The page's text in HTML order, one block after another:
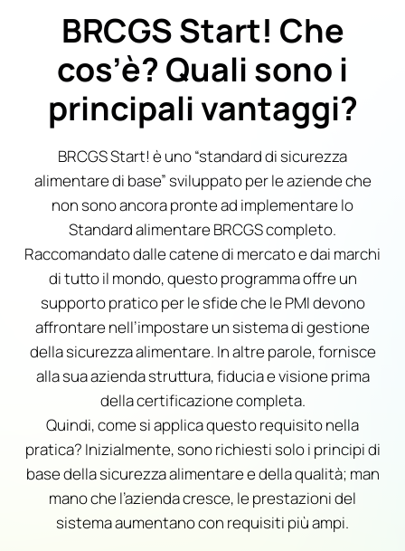
BRCGS Start! Che
cos’è? Quali sono i
principali vantaggi?
BRCGS Start! è uno “standard di sicurezza
alimentare di base” sviluppato per le aziende che
non sono ancora pronte ad implementare lo
Standard alimentare BRCGS completo.
Raccomandato dalle catene di mercato e dai marchi
di tutto il mondo, questo programma offre un
supporto pratico per le sfide che le PMI devono
affrontare nell’impostare un sistema di gestione
della sicurezza alimentare. In altre parole, fornisce
alla sua azienda struttura, fiducia e visione prima
della certificazione completa.
Quindi, come si applica questo requisito nella
pratica? Inizialmente, sono richiesti solo i principi di
base della sicurezza alimentare e della qualità; man
mano che l’azienda cresce, le prestazioni del
sistema aumentano con requisiti più ampi.